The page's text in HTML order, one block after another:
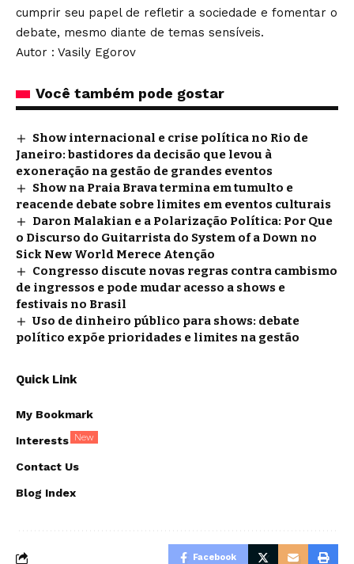
cumprir seu papel de refletir a sociedade e fomentar o
debate, mesmo diante de temas sensíveis.
Autor : Vasily Egorov
Você também pode gostar
Show internacional e crise política no Rio de
Janeiro: bastidores da decisão que levou à
exoneração na gestão de grandes eventos
Show na Praia Brava termina em tumulto e
reacende debate sobre limites em eventos culturais
Daron Malakian e a Polarização Política: Por Que
o Discurso do Guitarrista do System of a Down no
Sick New World Merece Atenção
Congresso discute novas regras contra cambismo
de ingressos e pode mudar acesso a shows e
festivais no Brasil
Uso de dinheiro público para shows: debate
político expõe prioridades e limites na gestão
Quick Link
My Bookmark
Interests New
Contact Us
Blog Index
Facebook